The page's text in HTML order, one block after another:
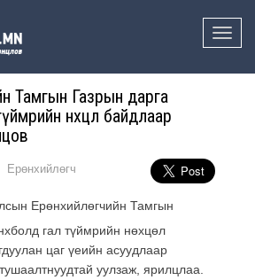
Toggle
Тамгын Газрын дарга
нөхцөл байдлаар
Ерөнхийлөгч
Ерөнхийлөгчийн Тамгын
гал түймрийн нөхцөл
цаг үеийн асуудлаар
уулзаж, ярилцлаа.